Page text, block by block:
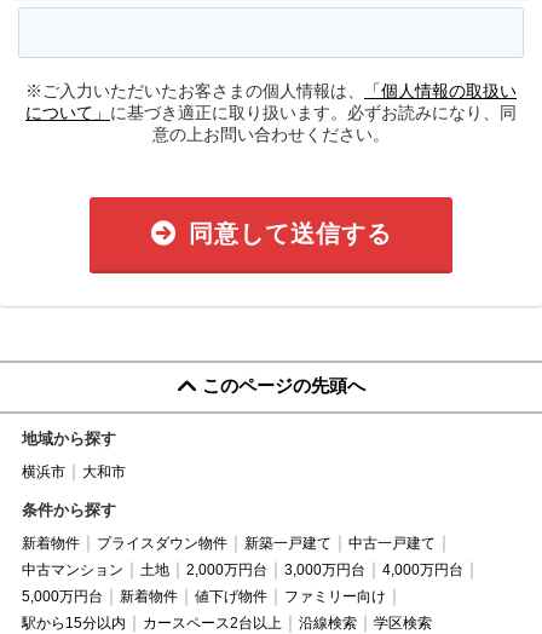
※ご入力いただいたお客さまの個人情報は、
「個人情報の取扱い
について」 に基づき適正に取り扱います。必ずお読みになり、同
意の上お問い合わせください。
同意して送信する
このページの先頭へ
地域から探す
横浜市 大和市
条件から探す
新着物件 プライスダウン物件 新築一戸建て
中古一戸建て
中古マンション
土地 2,000万円台 3,000万円台
4,000万円台
5,000万円台
新着物件 値下げ物件
ファミリー向け
駅から15分以内
カースペース2台以上 沿線検索 学区検索